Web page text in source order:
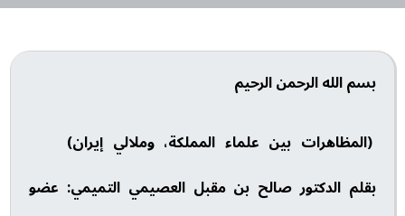
بسم الله الرحمن الرحيم
(المظاهرات بين علماء المملكة، وملالي إيران)
بقلم الدكتور صالح بن مقبل العصيمي التميمي: عضو